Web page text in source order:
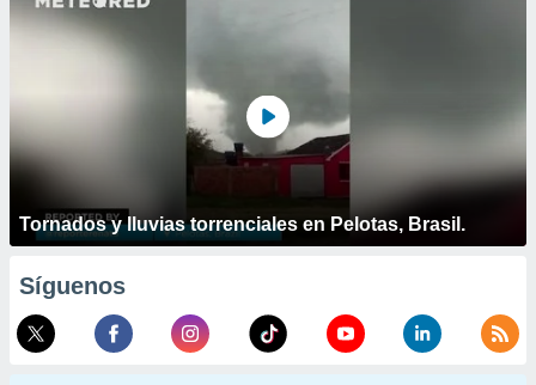
Tornados y lluvias torrenciales en Pelotas, Brasil.
Síguenos